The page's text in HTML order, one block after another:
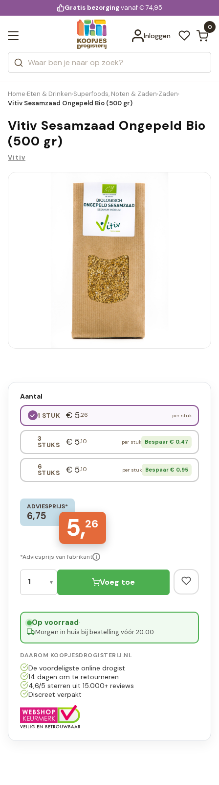
voor 20:00 uur besteld
Gratis bezorgingvanaf € 74,95
Inloggen
0
Zoeken
Categorieën
Merken
Bekijk alle resultaten
Home›Eten & Drinken›Superfoods, Noten & Zaden›Zaden›
Vitiv Sesamzaad Ongepeld Bio (500 gr)
Vitiv Sesamzaad Ongepeld Bio
(500 gr)
Vitiv
Aantal
1 STUK € 5,26 per stuk
3
STUKS € 5,10 per stuk Bespaar € 0,47
6
STUKS € 5,10 per stuk Bespaar € 0,95
ADVIESPRIJS*
6,75 5,26
*Adviesprijs van fabrikant i
Voeg toe
Op voorraad·
Morgen in huis bij bestelling vóór 20:00
DAAROM KOOPJESDROGISTERIJ.NL
De voordeligste online drogist
14 dagen om te retourneren
4,6/5 sterren uit 15.000+ reviews
Discreet verpakt